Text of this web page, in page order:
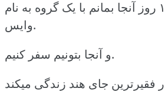
من توانستم ۱۰ روز آنجا بمانم با یک گروه به نام
وایس.
و آنجا بتونیم سفر کنیم.